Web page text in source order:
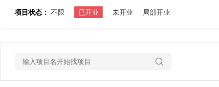
项目状态： 不限 已开业 未开业 局部开业